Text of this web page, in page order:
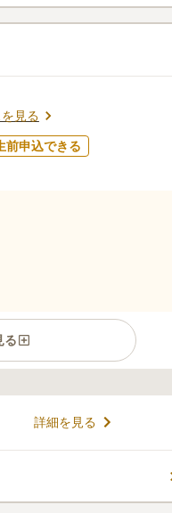
見る
前申込できる
る
画もコンクリートで基礎施
草むしりが不要なのも嬉し
ンター」から車で約10分の
、遠方から車でお参りする
詳細を見る